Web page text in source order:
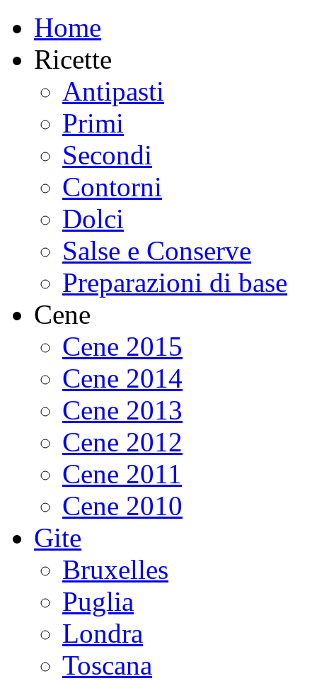
Home
Ricette
Antipasti
Primi
Secondi
Contorni
Dolci
Salse e Conserve
Preparazioni di base
Cene
Cene 2015
Cene 2014
Cene 2013
Cene 2012
Cene 2011
Cene 2010
Gite
Bruxelles
Puglia
Londra
Toscana